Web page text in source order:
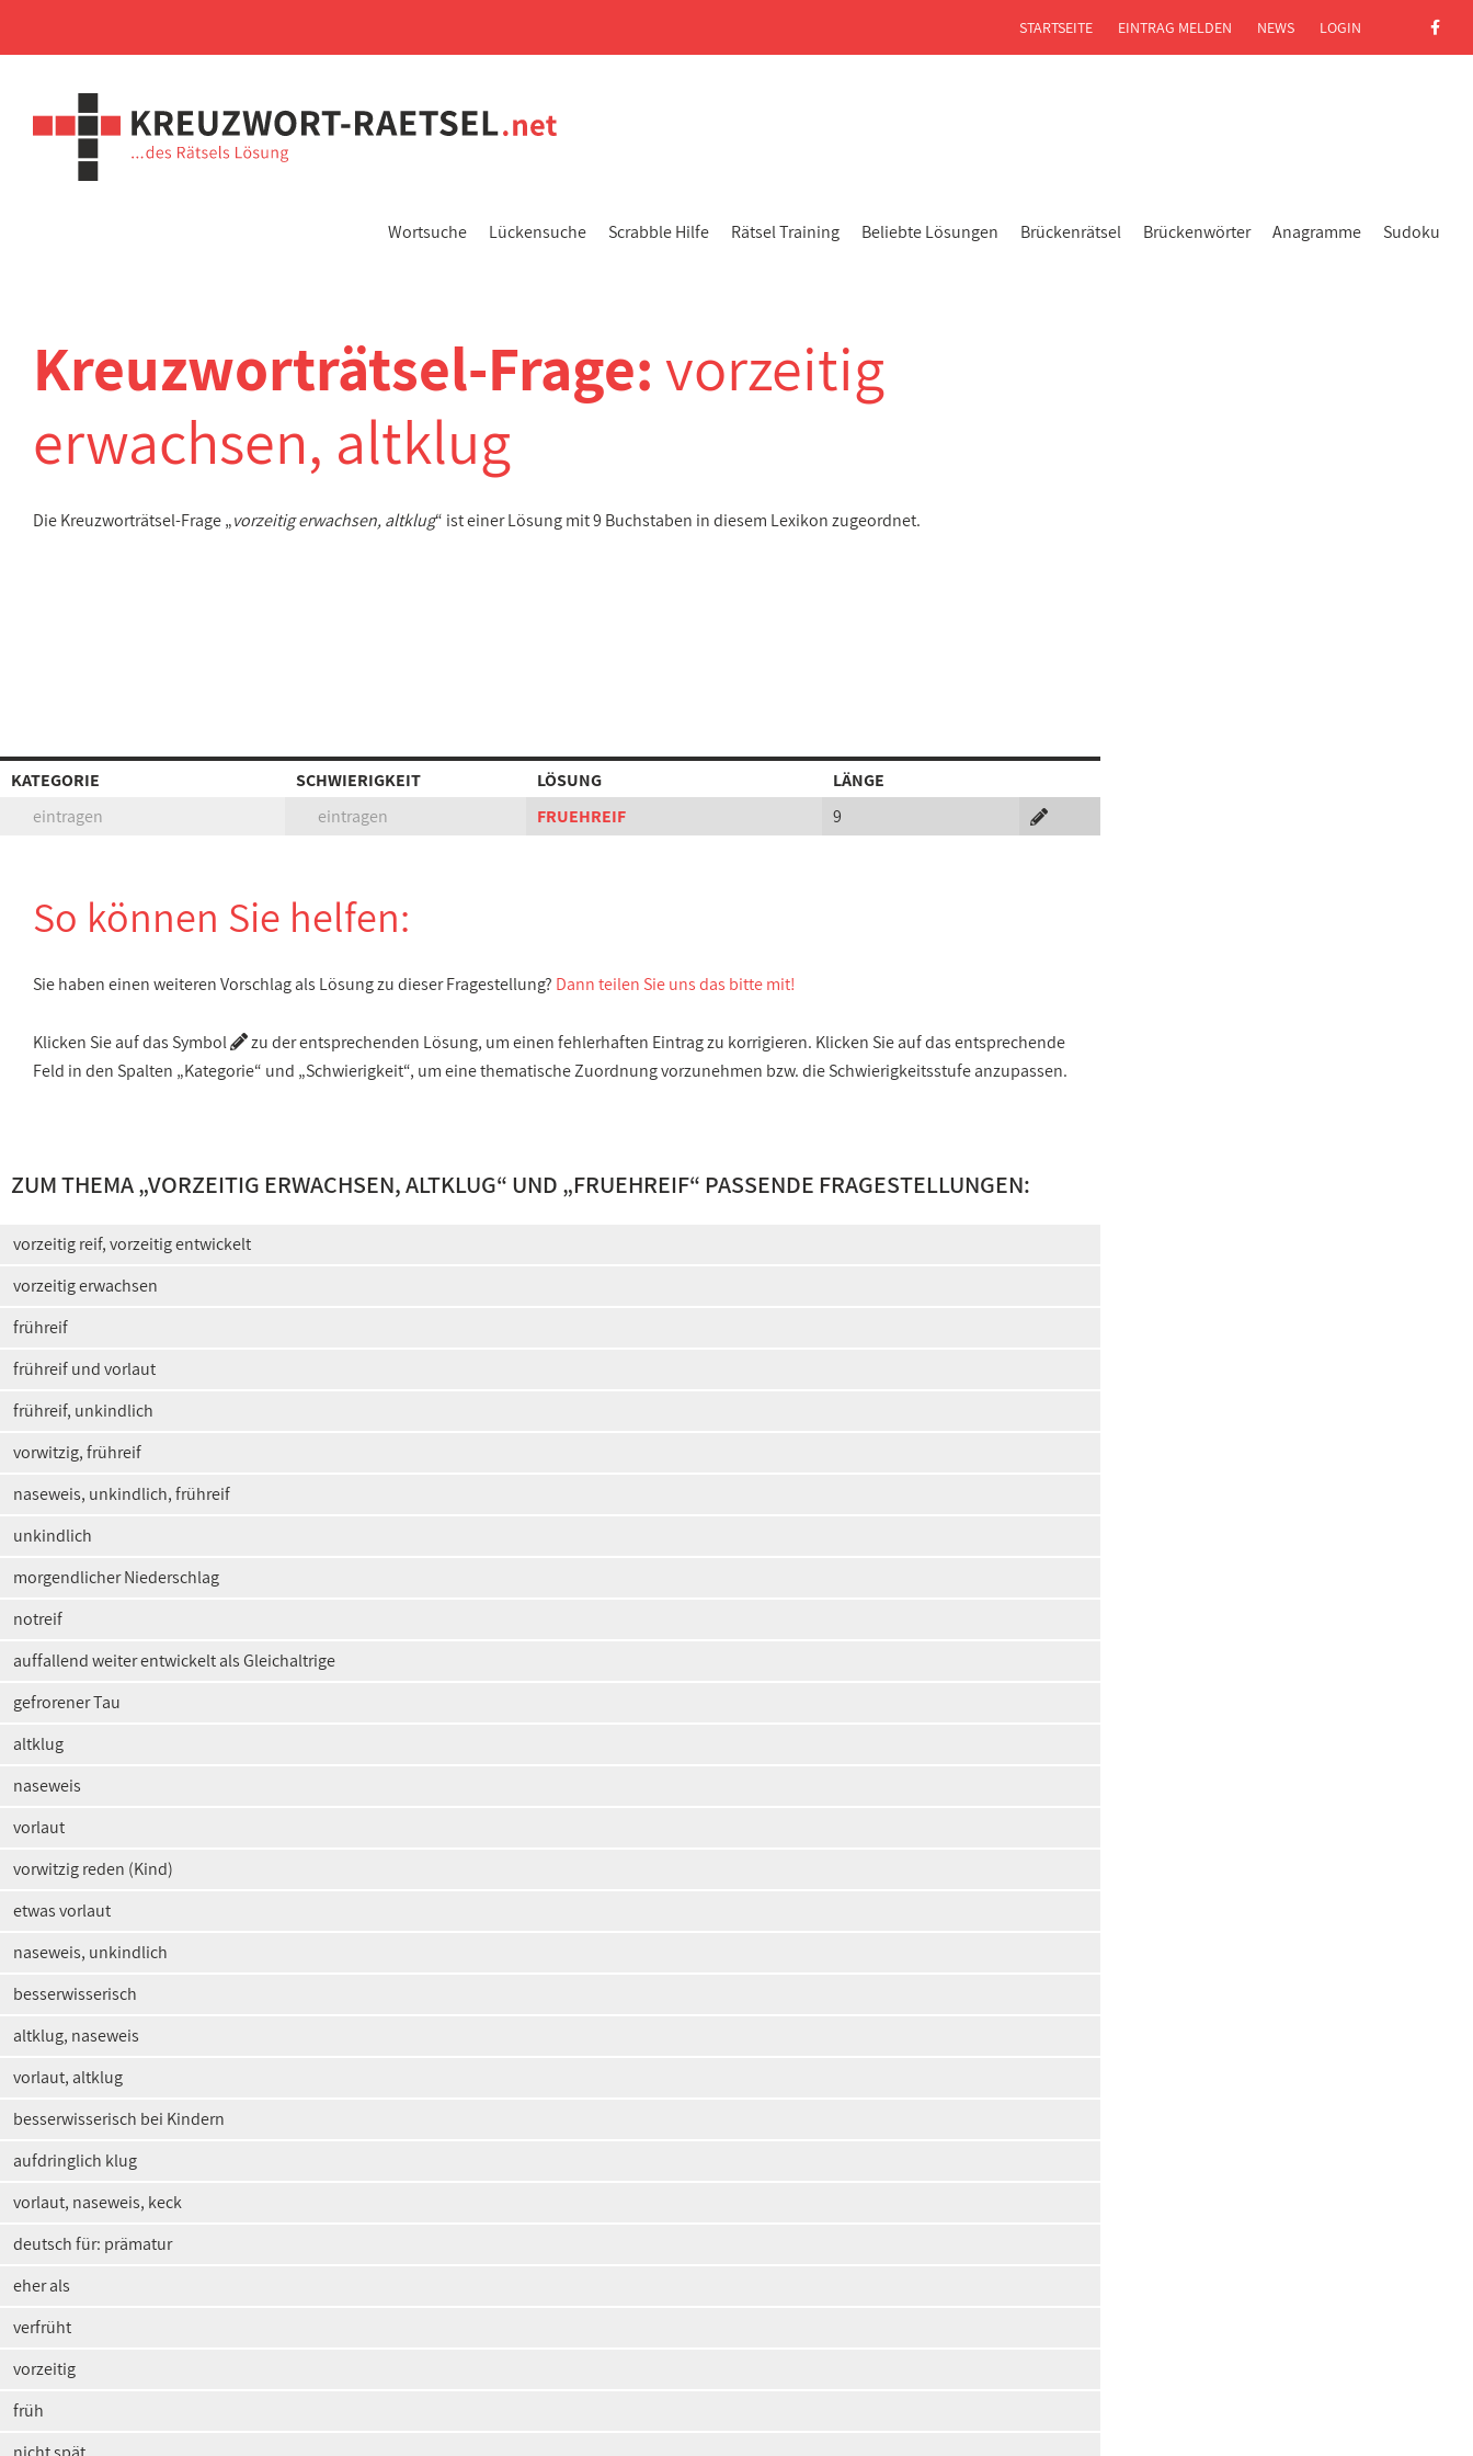
Wortsuche Lückensuche Scrabble Hilfe Rätsel Training Beliebte Lösungen Brückenrätsel Brückenwörter Anagramme Sudoku
STARTSEITE EINTRAG MELDEN NEWS LOGIN
Kreuzworträtsel-Frage:vorzeitig
erwachsen, altklug
Die Kreuzworträtsel-Frage „vorzeitig erwachsen, altklug“ ist einer Lösung mit 9 Buchstaben in diesem Lexikon zugeordnet.
KATEGORIE SCHWIERIGKEIT LÖSUNG
LÄNGE
eintragen
eintragen FRUEHREIF 9
So können Sie helfen:
Sie haben einen weiteren Vorschlag als Lösung zu dieser Fragestellung? Dann teilen Sie uns das bitte mit!
Klicken Sie auf das Symbol
zu der entsprechenden Lösung, um einen fehlerhaften Eintrag zu korrigieren. Klicken Sie auf das entsprechende
Feld in den Spalten „Kategorie“ und „Schwierigkeit“, um eine thematische Zuordnung vorzunehmen bzw. die Schwierigkeitsstufe anzupassen.
ZUM THEMA „VORZEITIG ERWACHSEN, ALTKLUG“ UND „FRUEHREIF“ PASSENDE FRAGESTELLUNGEN:
vorzeitig reif, vorzeitig entwickelt
vorzeitig erwachsen
frühreif
frühreif und vorlaut
frühreif, unkindlich
vorwitzig, frühreif
naseweis, unkindlich, frühreif
unkindlich
morgendlicher Niederschlag
notreif
auffallend weiter entwickelt als Gleichaltrige
gefrorener Tau
altklug
naseweis
vorlaut
vorwitzig reden (Kind)
etwas vorlaut
naseweis, unkindlich
besserwisserisch
altklug, naseweis
vorlaut, altklug
besserwisserisch bei Kindern
aufdringlich klug
vorlaut, naseweis, keck
deutsch für: prämatur
eher als
verfrüht
vorzeitig
früh